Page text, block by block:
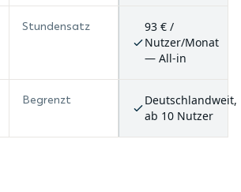
Stundensatz
93 € /
Nutzer/Monat
— All-in
Begrenzt
Deutschlandweit,
ab 10 Nutzer